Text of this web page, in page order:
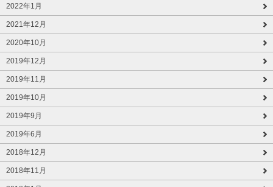
2022年1月
2021年12月
2020年10月
2019年12月
2019年11月
2019年10月
2019年9月
2019年6月
2018年12月
2018年11月